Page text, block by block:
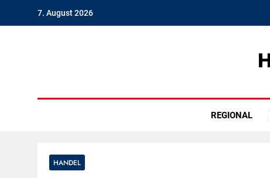
7. August 2026
REGIONAL
HANDEL